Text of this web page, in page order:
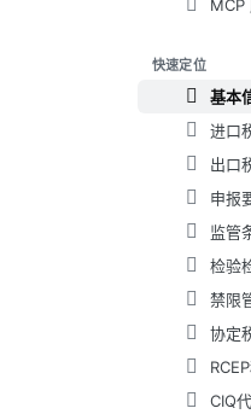
MCP
快速定位
基本
进口
出口
申报
监管
检验
禁限
协定
CIQ